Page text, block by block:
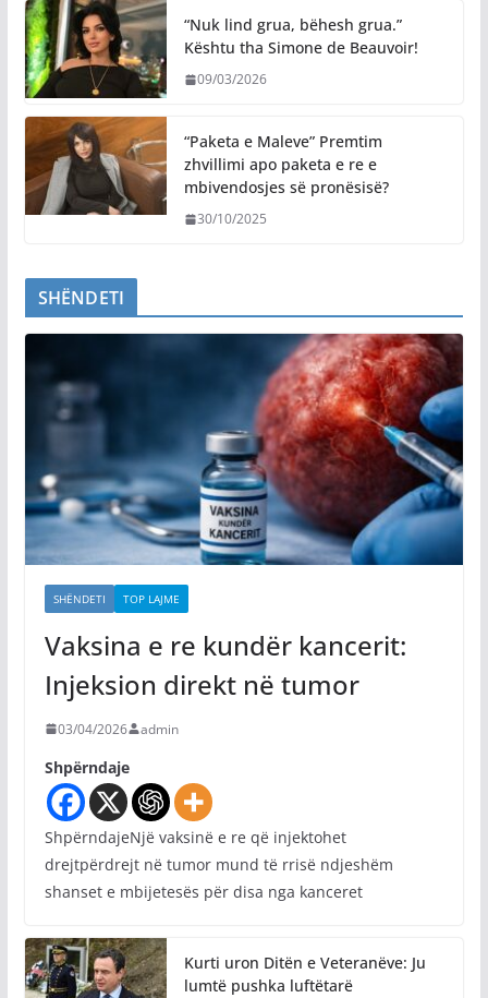
“Nuk lind grua, bëhesh grua.”
Kështu tha Simone de Beauvoir!
09/03/2026
“Paketa e Maleve” Premtim
zhvillimi apo paketa e re e
mbivendosjes së pronësisë?
30/10/2025
SHËNDETI
SHËNDETI TOP LAJME
Vaksina e re kundër kancerit:
Injeksion direkt në tumor
03/04/2026 admin
Shpërndaje
ShpërndajeNjë vaksinë e re që injektohet
drejtpërdrejt në tumor mund të rrisë ndjeshëm
shanset e mbijetesës për disa nga kanceret
Kurti uron Ditën e Veteranëve: Ju
lumtë pushka luftëtarë